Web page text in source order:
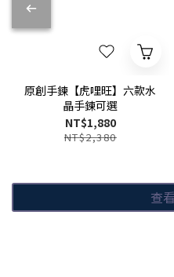
原創手鍊【虎哩旺】六款水
晶手鍊可選
NT$1,880
NT$2,380
查